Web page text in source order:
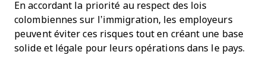
En accordant la priorité au respect des lois
colombiennes sur l’immigration, les employeurs
peuvent éviter ces risques tout en créant une base
solide et légale pour leurs opérations dans le pays.